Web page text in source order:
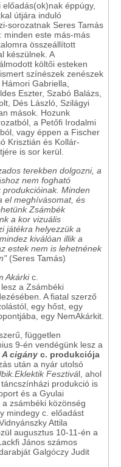
éppúgy,
útjára induló
sorozatnak Seres Tamás
minden este más-más
összeállított
készülnek. A
költői esteken
színészek zenészek
Gabriella,
Eszter, Szabó Balázs,
Dés László, Szilágyi
mások. Hozunk
a Petőfi Irodalmi
vagy éppen a Fischer
Krisztián és Kollár-
is sor kerül.
terekben dolgozni, a
nem fogható
Minden
el meghívásomat, és
Zsámbék
a kor vizuális
játékra helyezzük a
kiválóan illik a
estek nem is lehetnének
(Seres Tamás)
Akárkic.
a Zsámbéki
A fiatal szerző
egy hőst, egy
egy NemAkárkit.
független
9-én vendégünk lesz a
A cigány c. produkciója
után a nyár utolsó
Fesztivál, ahol
produkció is
és a Gyulai
zsámbéki közönség
mindegy c. előadást
Attila
augusztus 10-11-én a
János számos
Galgóczy Judit